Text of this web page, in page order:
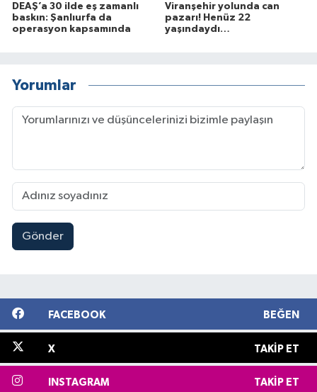
DEAŞ’a 30 ilde eş zamanlı
baskın: Şanlıurfa da
operasyon kapsamında
Viranşehir yolunda can
pazarı! Henüz 22
yaşındaydı…
Yorumlar
Gönder
FACEBOOK BEĞEN
X TAKIP ET
INSTAGRAM TAKIP ET